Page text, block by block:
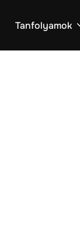
Tanfolyamok